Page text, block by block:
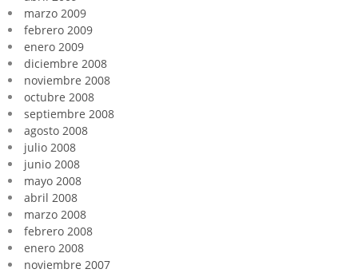
marzo 2009
febrero 2009
enero 2009
diciembre 2008
noviembre 2008
octubre 2008
septiembre 2008
agosto 2008
julio 2008
junio 2008
mayo 2008
abril 2008
marzo 2008
febrero 2008
enero 2008
noviembre 2007